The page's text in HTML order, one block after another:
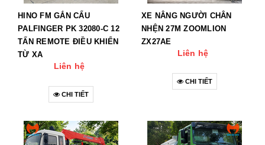
HINO FM GẮN CẨU
PALFINGER PK 32080-C 12
TẤN REMOTE ĐIỀU KHIỂN
TỪ XA
Liên hệ
CHI TIẾT
XE NÂNG NGƯỜI CHÂN
NHỆN 27M ZOOMLION
ZX27AE
Liên hệ
CHI TIẾT